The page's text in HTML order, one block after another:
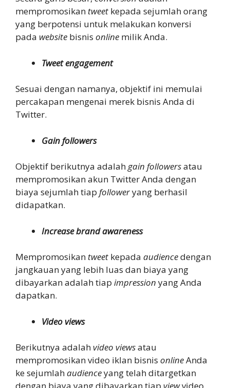
mempromosikan tweet kepada sejumlah orang
yang berpotensi untuk melakukan konversi
pada website bisnis online milik Anda.
Tweet engagement
Sesuai dengan namanya, objektif ini memulai
percakapan mengenai merek bisnis Anda di
Twitter.
Gain followers
Objektif berikutnya adalahgain followersatau
mempromosikan akun Twitter Anda dengan
biaya sejumlah tiap followeryang berhasil
didapatkan.
Increase brand awareness
Mempromosikan tweet kepada audiencedengan
jangkauan yang lebih luas dan biaya yang
dibayarkan adalah tiap impression yang Anda
dapatkan.
Video views
Berikutnya adalahvideo viewsatau
mempromosikan video iklan bisnis onlineAnda
ke sejumlahaudienceyang telah ditargetkan